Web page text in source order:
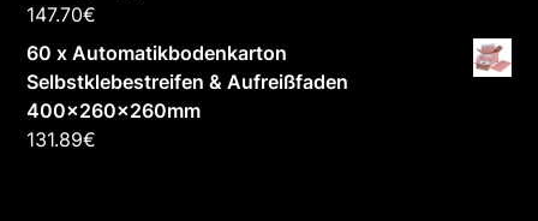
147.70€
60 x Automatikbodenkarton
Selbstklebestreifen & Aufreißfaden
400x260x260mm
131.89€